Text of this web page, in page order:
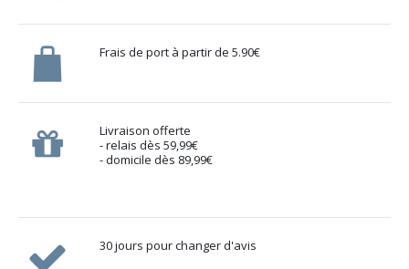
Frais de port à partir de 5.90€
Livraison offerte
- relais dès 59,99€
- domicile dès 89,99€
30 jours pour changer d'avis